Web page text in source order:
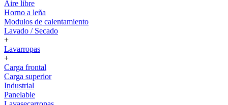
Aire libre
Horno a leña
Modulos de calentamiento
Lavado / Secado
+
Lavarropas
+
Carga frontal
Carga superior
Industrial
Panelable